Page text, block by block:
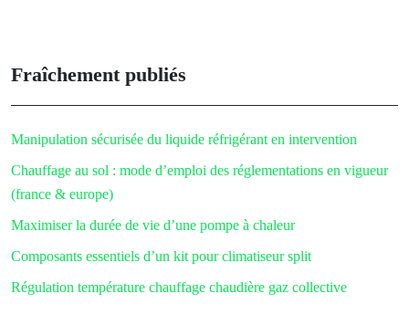
Fraîchement publiés
Manipulation sécurisée du liquide réfrigérant en intervention
Chauffage au sol : mode d’emploi des réglementations en vigueur
(france & europe)
Maximiser la durée de vie d’une pompe à chaleur
Composants essentiels d’un kit pour climatiseur split
Régulation température chauffage chaudière gaz collective